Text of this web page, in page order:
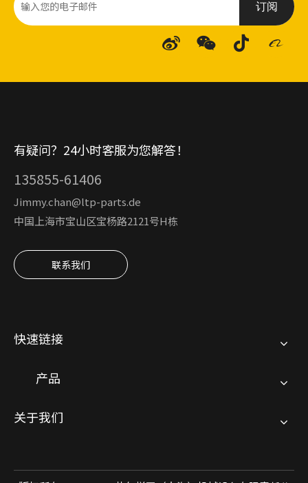
订阅
有疑问？24小时客服为您解答！
135855-61406
Jimmy.chan@ltp-parts.de
中国上海市宝山区宝杨路2121号H栋
联系我们
快速链接
产品
关于我们